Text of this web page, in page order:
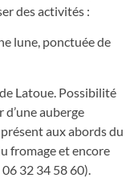
des activités :
lune, ponctuée de
Latoue. Possibilité
auberge
aux abords du
fromage et encore
32 34 58 60).